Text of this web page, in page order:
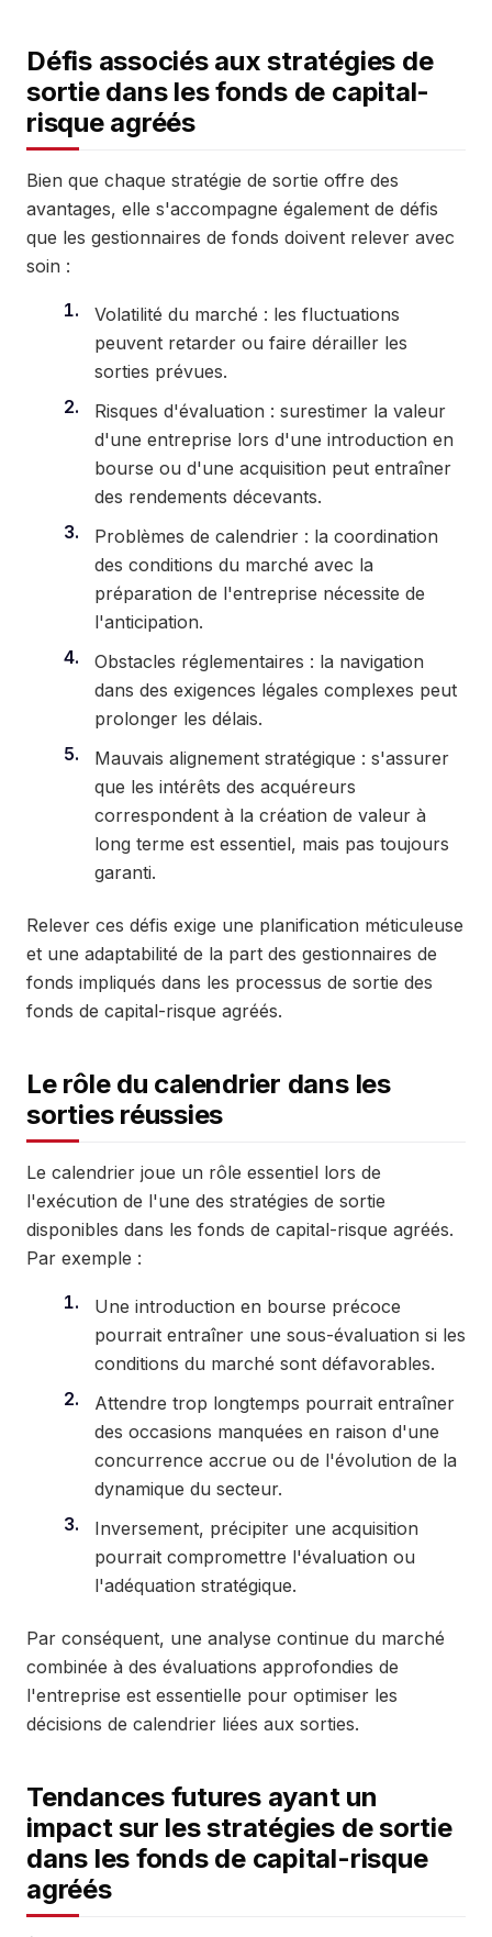
Défis associés aux stratégies de
sortie dans les fonds de capital-
risque agréés
Bien que chaque stratégie de sortie offre des
avantages, elle s'accompagne également de défis
que les gestionnaires de fonds doivent relever avec
soin :
Volatilité du marché : les fluctuations
peuvent retarder ou faire dérailler les
sorties prévues.
Risques d'évaluation : surestimer la valeur
d'une entreprise lors d'une introduction en
bourse ou d'une acquisition peut entraîner
des rendements décevants.
Problèmes de calendrier : la coordination
des conditions du marché avec la
préparation de l'entreprise nécessite de
l'anticipation.
Obstacles réglementaires : la navigation
dans des exigences légales complexes peut
prolonger les délais.
Mauvais alignement stratégique : s'assurer
que les intérêts des acquéreurs
correspondent à la création de valeur à
long terme est essentiel, mais pas toujours
garanti.
Relever ces défis exige une planification méticuleuse
et une adaptabilité de la part des gestionnaires de
fonds impliqués dans les processus de sortie des
fonds de capital-risque agréés.
Le rôle du calendrier dans les
sorties réussies
Le calendrier joue un rôle essentiel lors de
l'exécution de l'une des stratégies de sortie
disponibles dans les fonds de capital-risque agréés.
Par exemple :
Une introduction en bourse précoce
pourrait entraîner une sous-évaluation si les
conditions du marché sont défavorables.
Attendre trop longtemps pourrait entraîner
des occasions manquées en raison d'une
concurrence accrue ou de l'évolution de la
dynamique du secteur.
Inversement, précipiter une acquisition
pourrait compromettre l'évaluation ou
l'adéquation stratégique.
Par conséquent, une analyse continue du marché
combinée à des évaluations approfondies de
l'entreprise est essentielle pour optimiser les
décisions de calendrier liées aux sorties.
Tendances futures ayant un
impact sur les stratégies de sortie
dans les fonds de capital-risque
agréés